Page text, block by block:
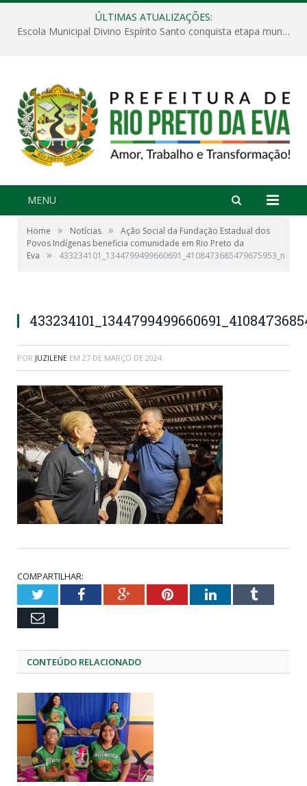
ÚLTIMAS ATUALIZAÇÕES:
Escola Municipal Divino Espírito Santo conquista etapa municipal da V Feira Amazonense de Matemática
MENU
Home » Notícias »
Ação Social da Fundação Estadual dos
Povos Indígenas beneficia comunidade em Rio Preto da
Eva
» 433234101_1344799499660691_4108473685479675953_n
POR JUZILENE EM 27 DE MARÇO DE 2024
COMPARTILHAR:
TwitterFacebookGoogle+PinterestLinkedInTumblr
Email
CONTEÚDO RELACIONADO